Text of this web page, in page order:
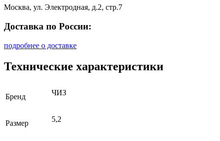
Москва, ул. Электродная, д.2, стр.7
Доставка по России:
подробнее о доставке
Технические характеристики
Бренд ЧИЗ
Размер 5,2